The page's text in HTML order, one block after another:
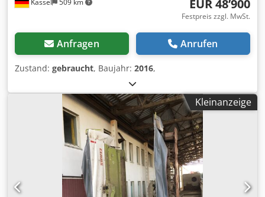
Kassel 509 km EUR 48’900
Festpreis zzgl. MwSt.
Anfragen Anrufen
Zustand: gebraucht, Baujahr: 2016,
Kleinanzeige